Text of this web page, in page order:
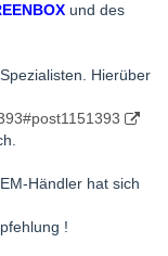
und des
Hierüber
Händler hat sich
!